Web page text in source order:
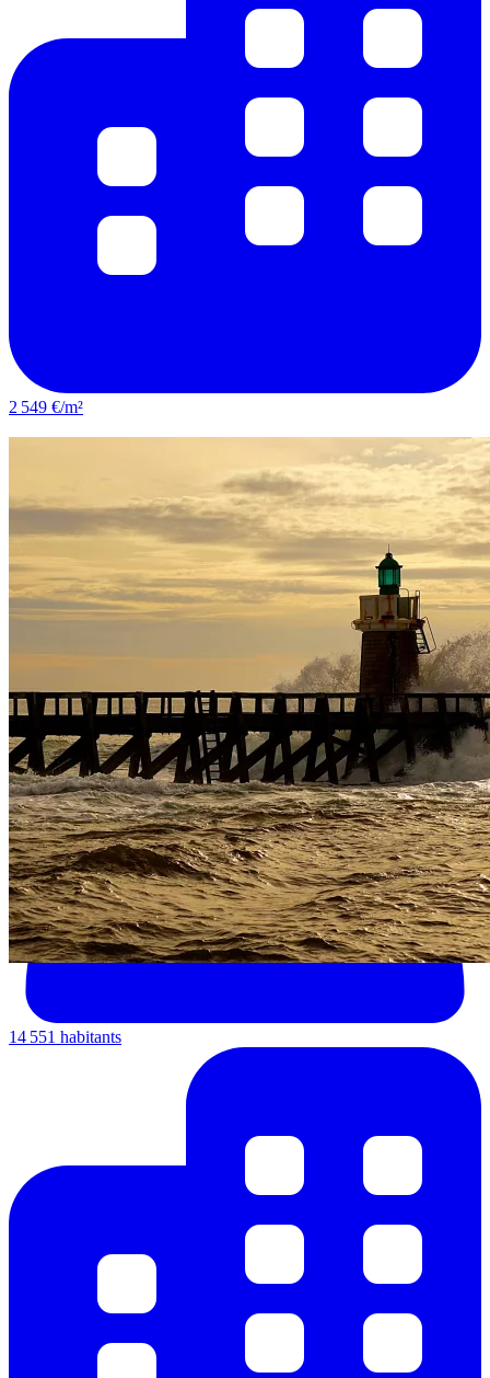
2 549 €/m²
14 551 habitants